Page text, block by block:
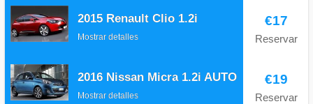
2015 Renault Clio 1.2i
Mostrar detalles
€17
Reservar
2016 Nissan Micra 1.2i AUTO
Mostrar detalles
€19
Reservar